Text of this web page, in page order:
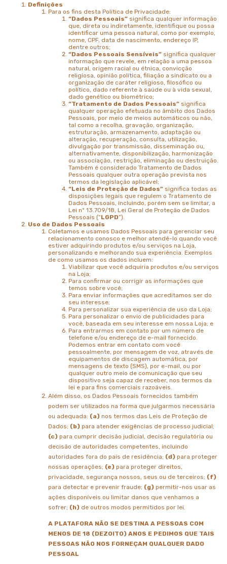
Definições
Para os fins desta Política de Privacidade:
“Dados Pessoais” significa qualquer informação
que, direta ou indiretamente, identifique ou possa
identificar uma pessoa natural, como por exemplo,
nome, CPF, data de nascimento, endereço IP,
dentre outros;
“Dados Pessoais Sensíveis” significa qualquer
informação que revele, em relação a uma pessoa
natural, origem racial ou étnica, convicção
religiosa, opinião política, filiação a sindicato ou a
organização de caráter religioso, filosófico ou
político, dado referente à saúde ou à vida sexual,
dado genético ou biométrico;
“Tratamento de Dados Pessoais” significa
qualquer operação efetuada no âmbito dos Dados
Pessoais, por meio de meios automáticos ou não,
tal como a recolha, gravação, organização,
estruturação, armazenamento, adaptação ou
alteração, recuperação, consulta, utilização,
divulgação por transmissão, disseminação ou,
alternativamente, disponibilização, harmonização
ou associação, restrição, eliminação ou destruição.
Também é considerado Tratamento de Dados
Pessoais qualquer outra operação prevista nos
termos da legislação aplicável;
“Leis de Proteção de Dados” significa todas as
disposições legais que regulem o Tratamento de
Dados Pessoais, incluindo, porém sem se limitar, a
Lei nº 13.709/18, Lei Geral de Proteção de Dados
Pessoais (“LGPD”).
Uso de Dados Pessoais
Coletamos e usamos Dados Pessoais para gerenciar seu
relacionamento conosco e melhor atendê-lo quando você
estiver adquirindo produtos e/ou serviços na Loja,
personalizando e melhorando sua experiência. Exemplos
de como usamos os dados incluem:
Viabilizar que você adquiria produtos e/ou serviços
na Loja;
Para confirmar ou corrigir as informações que
temos sobre você;
Para enviar informações que acreditamos ser do
seu interesse;
Para personalizar sua experiência de uso da Loja;
Para personalizar o envio de publicidades para
você, baseada em seu interesse em nossa Loja; e
Para entrarmos em contato por um número de
telefone e/ou endereço de e-mail fornecido.
Podemos entrar em contato com você
pessoalmente, por mensagem de voz, através de
equipamentos de discagem automática, por
mensagens de texto (SMS), por e-mail, ou por
qualquer outro meio de comunicação que seu
dispositivo seja capaz de receber, nos termos da
lei e para fins comerciais razoáveis.
Além disso, os Dados Pessoais fornecidos também
podem ser utilizados na forma que julgarmos necessária
ou adequada: (a) nos termos das Leis de Proteção de
Dados; (b) para atender exigências de processo judicial;
(c) para cumprir decisão judicial, decisão regulatória ou
decisão de autoridades competentes, incluindo
autoridades fora do país de residência; (d) para proteger
nossas operações; (e) para proteger direitos,
privacidade, segurança nossos, seus ou de terceiros; (f)
para detectar e prevenir fraude; (g) permitir-nos usar as
ações disponíveis ou limitar danos que venhamos a
sofrer; (h) de outros modos permitidos por lei.
A PLATAFORA NÃO SE DESTINA A PESSOAS COM
MENOS DE 18 (DEZOITO) ANOS E PEDIMOS QUE TAIS
PESSOAS NÃO NOS FORNEÇAM QUALQUER DADO
PESSOAL